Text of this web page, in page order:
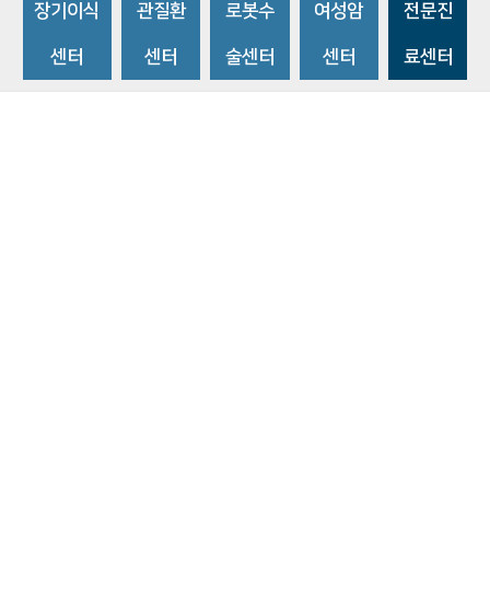
장기이식
센터
관질환
센터
로봇수
술센터
여성암
센터
전문진
료센터